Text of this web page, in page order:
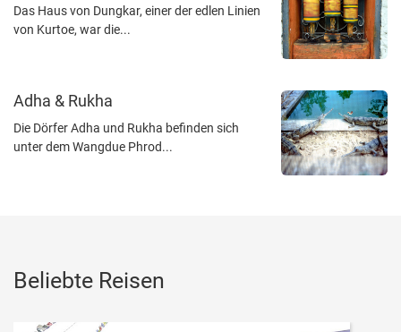
Das Haus von Dungkar, einer der edlen Linien
von Kurtoe, war die...
Adha & Rukha
Die Dörfer Adha und Rukha befinden sich
unter dem Wangdue Phrod...
Beliebte Reisen